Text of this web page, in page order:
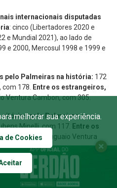
internacionais disputadas
: cinco (Libertadores 2020 e
e Mundial 2021), ao lado de
e 2000, Mercosul 1998 e 1999 e
pelo Palmeiras na história: 172
178.
Entre os estrangeiros,
Ventura Cambon, com 305.
vitórias pelo Palmeiras na
Minelli, com 117. Entre os
apenas do uruguaio Ventura
pelo Palmeiras em
Felipão (23).
melhorar sua experiência.
de Cookies